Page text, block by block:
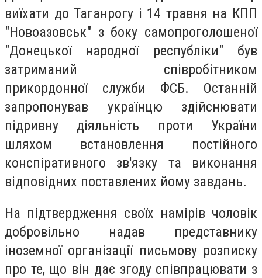
виїхати до Таганрогу і 14 травня на КПП
"Новоазовськ" з боку самопроголошеної
"Донецької народної республіки" був
затриманий співробітником
прикордонної служби ФСБ. Останній
запропонував українцю здійснювати
підривну діяльність проти України
шляхом встановлення постійного
конспіративного зв'язку та виконання
відповідних поставлених йому завдань.
На підтвердження своїх намірів чоловік
добровільно надав представнику
іноземної організації письмову розписку
про те, що він дає згоду співпрацювати з